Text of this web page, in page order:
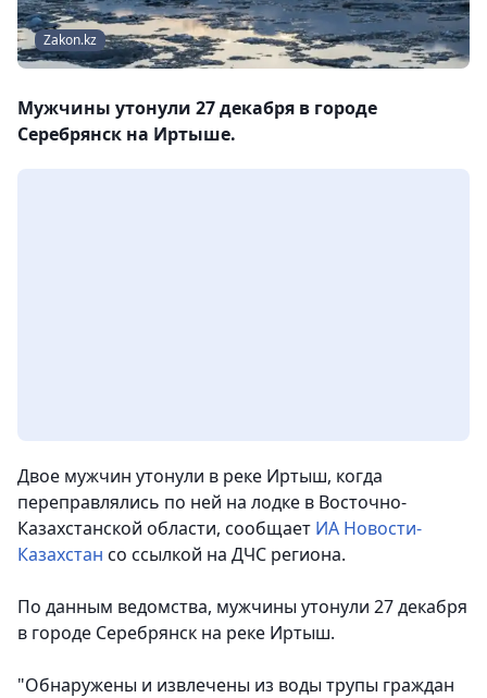
Zakon.kz
Мужчины утонули 27 декабря в городе
Серебрянск на Иртыше.
Двое мужчин утонули в реке Иртыш, когда
переправлялись по ней на лодке в Восточно-
Казахстанской области, сообщает ИА Новости-
Казахстан со ссылкой на ДЧС региона.
По данным ведомства, мужчины утонули 27 декабря
в городе Серебрянск на реке Иртыш.
"Обнаружены и извлечены из воды трупы граждан